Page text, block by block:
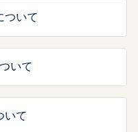
ついて
いて
いて